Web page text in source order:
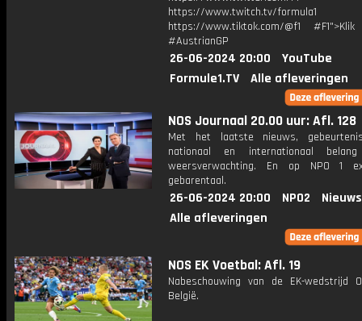
https://www.twitch.tv/formula1
https://www.tiktok.com/@f1
#AustrianGP
26-06-2024 20:00
YouTube
Formule1.TV
Alle afleveringen
NOS Journaal 20.00 uur: Afl. 128
Met het laatste nieuws,
nationaal en internationaal
weersverwachting. En op NPO 1
gebarentaal.
26-06-2024 20:00 NPO2
Alle afleveringen
NOS EK Voetbal: Afl. 19
Nabeschouwing van de EK-wedstrijd
België.